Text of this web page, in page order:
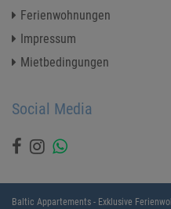
Ferienwohnungen
Impressum
Mietbedingungen
Social Media
Baltic Appartements - Exklusive